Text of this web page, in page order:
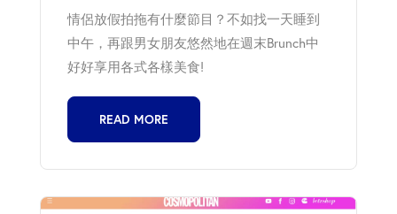
情侶放假拍拖有什麼節目？不如找一天睡到
中午，再跟男女朋友悠然地在週末Brunch中
好好享用各式各樣美食!
READ MORE